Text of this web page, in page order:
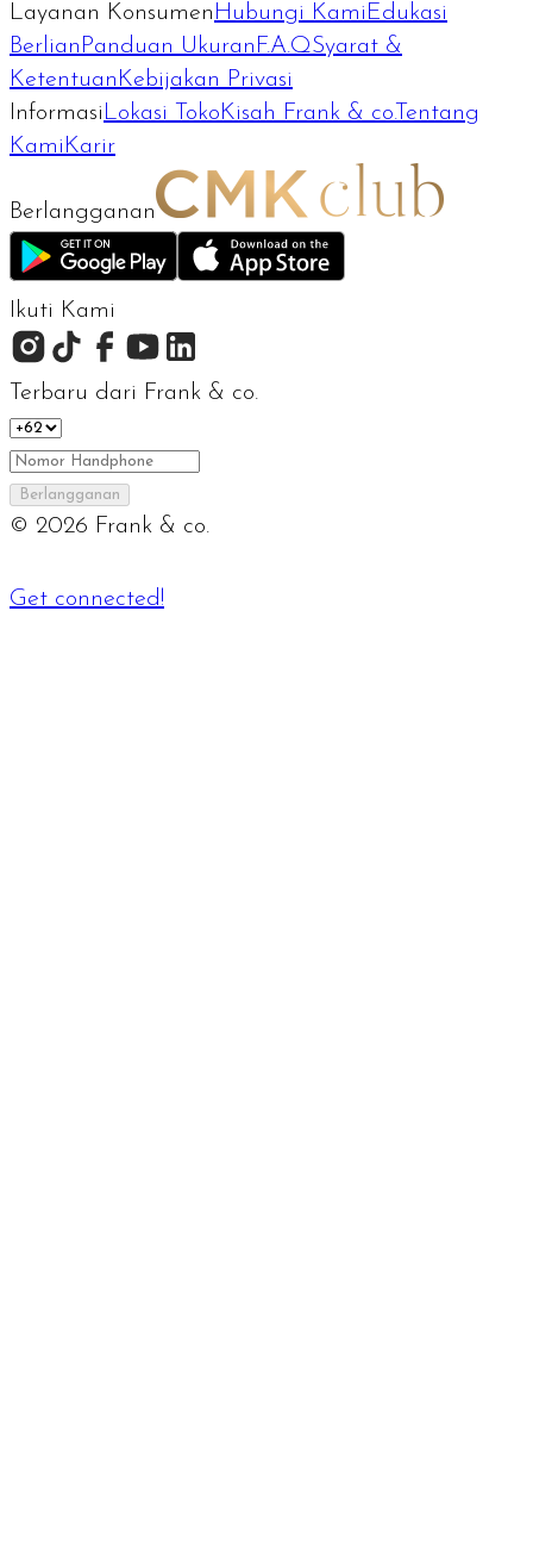
Layanan Konsumen Hubungi Kami Edukasi
Berlian Panduan Ukuran F.A.QSyarat &
Ketentuan Kebijakan Privasi
Informasi Lokasi TokoKisah Frank & co.Tentang
Kami Karir
Berlangganan
Ikuti Kami
Terbaru dari Frank & co.
Berlangganan
© 2026 Frank & co.
Get connected!